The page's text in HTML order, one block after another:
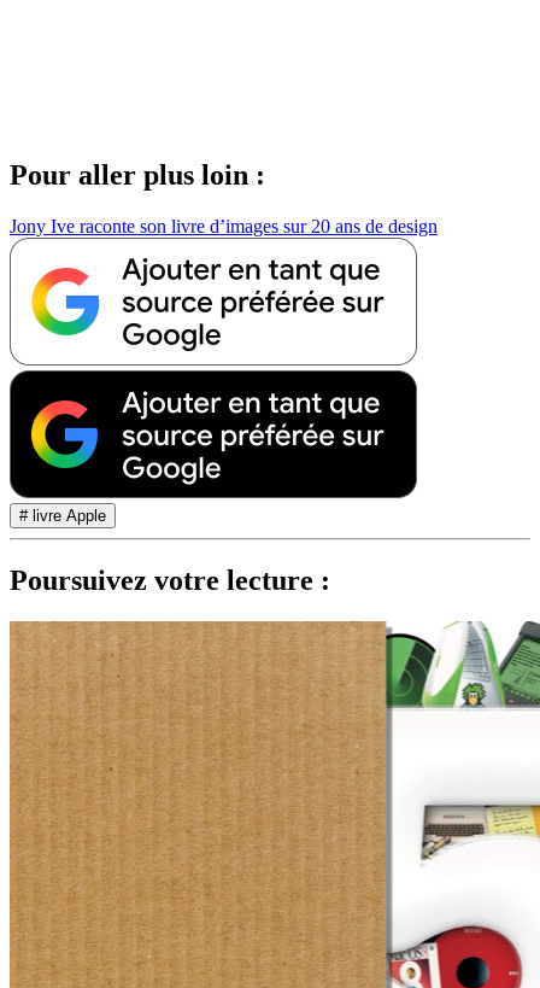
Pour aller plus loin :
Jony Ive raconte son livre d’images sur 20 ans de design
# livre Apple
Poursuivez votre lecture :